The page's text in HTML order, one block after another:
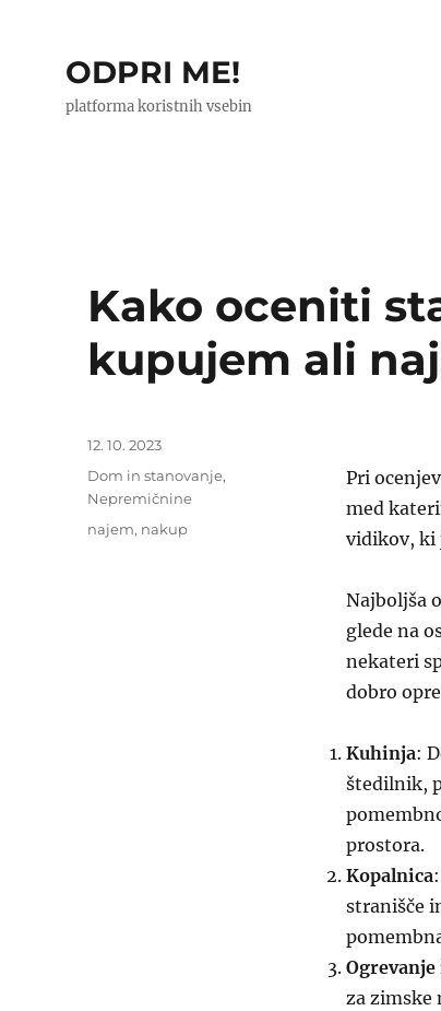
ODPRI ME!
platforma koristnih vsebin
Kako oceniti
kupujem ali
Pri
med
vidikov, ki
Najboljša
glede na
nekateri
dobro
Kuhinja:
štedilnik,
prostora.
Kopalnica
stranišče
za zimske
Objavljeno
dne
12. 10. 2023
Kategorije
Dom in stanovanje,
Nepremičnine
Oznake
najem, nakup